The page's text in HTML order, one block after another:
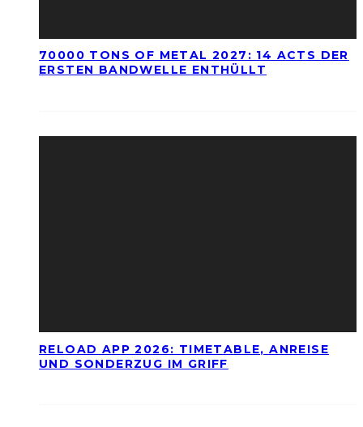
70000 TONS OF METAL 2027: 14 ACTS DER
ERSTEN BANDWELLE ENTHÜLLT
RELOAD APP 2026: TIMETABLE, ANREISE
UND SONDERZUG IM GRIFF